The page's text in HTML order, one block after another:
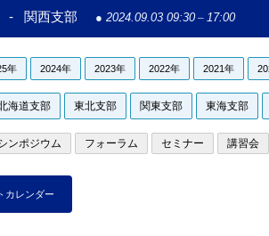
- 関西支部 2024.09.03 09:30 – 17:00
年 2024年 2023年 2022年 2021年
海道支部 東北支部 関東支部 東海支部
ンポジウム フォーラム セミナー 講習会
カレンダー